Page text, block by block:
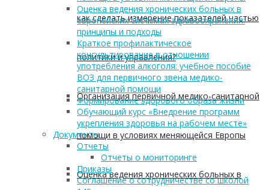
как сделать измерение показателей частью
политики и управления?
Организация первичной медико-санитарной
помощи в условиях меняющейся Европы
Оценка ведения хронических больных в
Оценка ведения хронических больных в
европейских системах здравоохранения:
принципы и подходы
Краткое профилактическое
консультирование в отношении
употребления алкоголя: учебное пособие
ВОЗ для первичного звена медико-
санитарной помощи
Формирование здорового образа жизни
Обучающий курс «Внедрение программ
укрепления здоровья на рабочем месте»
Документы
Отчеты
Отчеты о мониторинге
Приказы
Соглашение о сотрудничестве со школой